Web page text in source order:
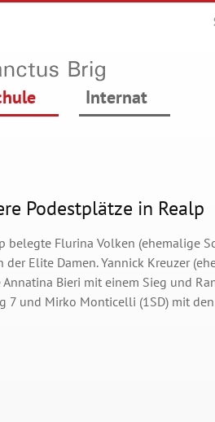
Internat
Podestplätze in Realp
belegte Flurina Volken (ehemalige
der Elite Damen. Yannick Kreuzer
Bieri mit einem Sieg und
7 und Mirko Monticelli (1SD) mit